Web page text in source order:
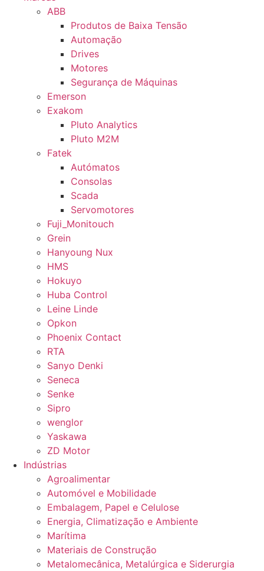
ABB
Produtos de Baixa Tensão
Automação
Drives
Motores
Segurança de Máquinas
Emerson
Exakom
Pluto Analytics
Pluto M2M
Fatek
Autómatos
Consolas
Scada
Servomotores
Fuji_Monitouch
Grein
Hanyoung Nux
HMS
Hokuyo
Huba Control
Leine Linde
Opkon
Phoenix Contact
RTA
Sanyo Denki
Seneca
Senke
Sipro
wenglor
Yaskawa
ZD Motor
Indústrias
Agroalimentar
Automóvel e Mobilidade
Embalagem, Papel e Celulose
Energia, Climatização e Ambiente
Marítima
Materiais de Construção
Metalomecânica, Metalúrgica e Siderurgia